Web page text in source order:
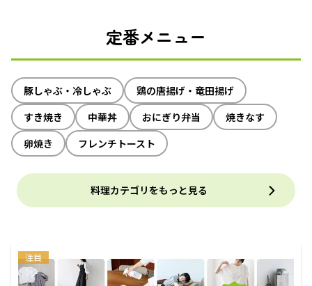
定番メニュー
豚しゃぶ・冷しゃぶ
鶏の唐揚げ・竜田揚げ
すき焼き
中華丼 おにぎり弁当
焼きなす
卵焼き
フレンチトースト
料理カテゴリをもっと見る
注目